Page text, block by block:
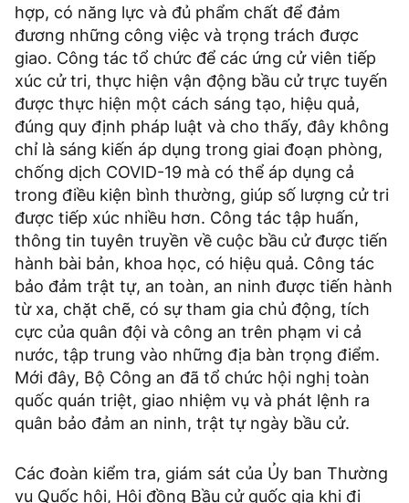
hợp, có năng lực và đủ phẩm chất để đảm
đương những công việc và trọng trách được
giao. Công tác tổ chức để các ứng cử viên tiếp
xúc cử tri, thực hiện vận động bầu cử trực tuyến
được thực hiện một cách sáng tạo, hiệu quả,
đúng quy định pháp luật và cho thấy, đây không
chỉ là sáng kiến áp dụng trong giai đoạn phòng,
chống dịch COVID-19 mà có thể áp dụng cả
trong điều kiện bình thường, giúp số lượng cử tri
được tiếp xúc nhiều hơn. Công tác tập huấn,
thông tin tuyên truyền về cuộc bầu cử được tiến
hành bài bản, khoa học, có hiệu quả. Công tác
bảo đảm trật tự, an toàn, an ninh được tiến hành
từ xa, chặt chẽ, có sự tham gia chủ động, tích
cực của quân đội và công an trên phạm vi cả
nước, tập trung vào những địa bàn trọng điểm.
Mới đây, Bộ Công an đã tổ chức hội nghị toàn
quốc quán triệt, giao nhiệm vụ và phát lệnh ra
quân bảo đảm an ninh, trật tự ngày bầu cử.
Các đoàn kiểm tra, giám sát của Ủy ban Thường
vụ Quốc hội, Hội đồng Bầu cử quốc gia khi đi